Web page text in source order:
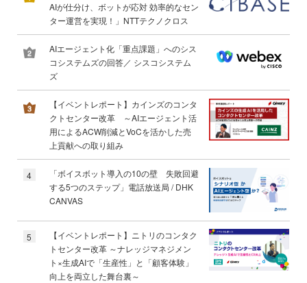
AIが仕分け、ボットが応対 効率的なセン
ター運営を実現！」NTTテクノクロス
AIエージェント化「重点課題」へのシス
コシステムズの回答／ シスコシステム
ズ
【イベントレポート】カインズのコンタ
クトセンター改革 ～AIエージェント活
用によるACW削減とVoCを活かした売
上貢献への取り組み
4
「ボイスボット導入の10の壁 失敗回避
する5つのステップ」電話放送局 / DHK
CANVAS
5
【イベントレポート】ニトリのコンタク
トセンター改革 ～ナレッジマネジメン
ト×生成AIで「生産性」と「顧客体験」
向上を両立した舞台裏～